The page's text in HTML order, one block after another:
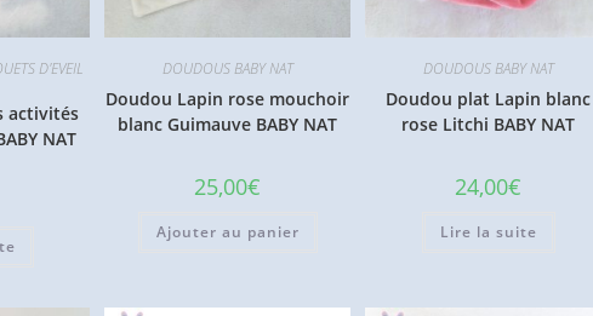
D'EVEIL
activités
NAT
DOUDOUS BABY NAT
Doudou Lapin rose mouchoir
blanc Guimauve BABY NAT
25,00€
Ajouter au panier
DOUDOUS BABY NAT
Doudou plat Lapin blanc
rose Litchi BABY NAT
24,00€
Lire la suite